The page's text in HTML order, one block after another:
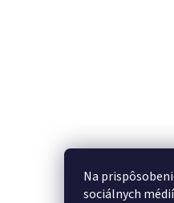
Na
sociálnych